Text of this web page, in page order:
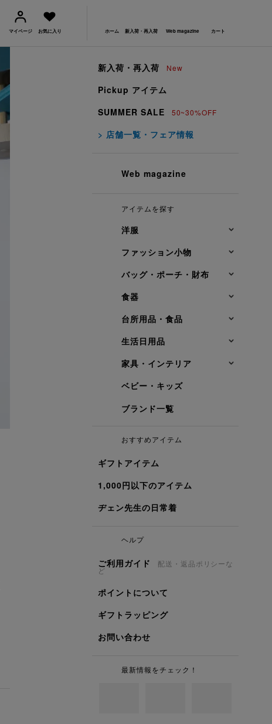
マイページ お気に入り ホーム 新入荷・再入荷 Web magazine カート
新入荷・再入荷 New
Pickup アイテム
SUMMER SALE
50~30%OFF
> 店舗一覧・フェア情報
Web magazine
アイテムを探す
洋服
ファッション小物
バッグ・ポーチ・財布
食器
台所用品・食品
生活日用品
家具・インテリア
ベビー・キッズ
ブランド一覧
おすすめアイテム
ギフトアイテム
1,000円以下のアイテム
ヂェン先生の日常着
ヘルプ
ご利用ガイド 配送・返品ポリシーな
ど
ポイントについて
ギフトラッピング
お問い合わせ
最新情報をチェック！